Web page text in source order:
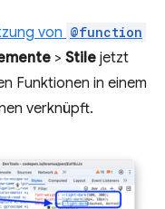
von @function
> Stile jetzt
Funktionen in einem
verknüpft.